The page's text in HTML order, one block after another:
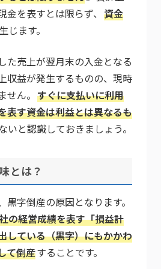
金を表すとは限らず、 資金
じます。
た売上が翌月末の入金となる
収益が発生するものの、現時
ん。 すぐに支払いに利用
表す資金は利益とは異なるも
いと認識しておきましょう。
とは？
黒字倒産の原因となります。
の経営成績を表す「損益計
している（黒字）にもかかわ
て倒産することです。